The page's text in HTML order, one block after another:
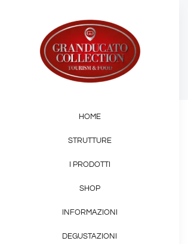
contenuto
HOME
STRUTTURE
I PRODOTTI
SHOP
INFORMAZIONI
DEGUSTAZIONI